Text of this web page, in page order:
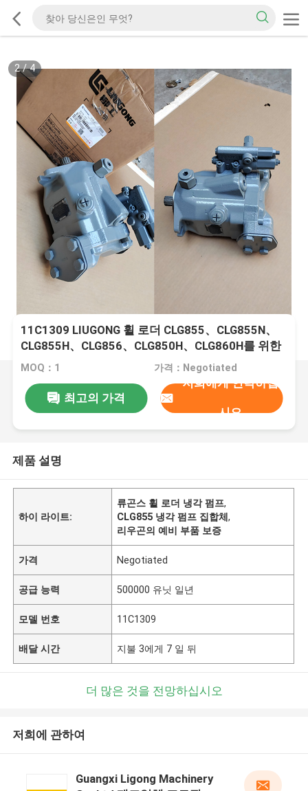
2/4
11C1309 LIUGONG 휠 로더 CLG855、CLG855N、
CLG855H、CLG856、CLG850H、CLG860H를 위한
냉각 펌프
MOQ：1 가격：Negotiated
최고의 가격
저희에게 연락하십
시오
제품 설명
하이 라이트:
류곤스 휠 로더 냉각 펌프,
CLG855 냉각 펌프 집합체,
리우곤의 예비 부품 보증
가격 Negotiated
공급 능력 500000 유닛 일년
모델 번호 11C1309
배달 시간 지불 3에게 7 일 뒤
더 많은 것을 전망하십시오
저희에 관하여
Guangxi Ligong Machinery